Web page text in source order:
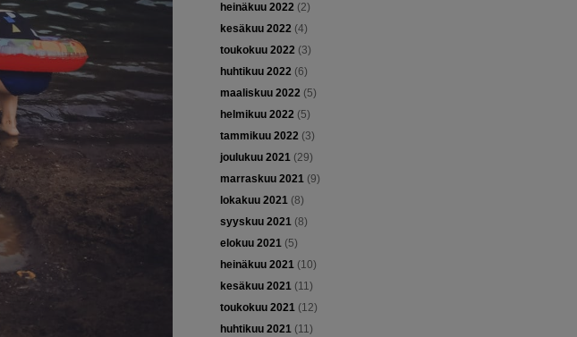
heinäkuu 2022(2)
kesäkuu 2022(4)
toukokuu 2022(3)
huhtikuu 2022(6)
maaliskuu 2022(5)
helmikuu 2022(5)
tammikuu 2022(3)
joulukuu 2021(29)
marraskuu 2021(9)
lokakuu 2021(8)
syyskuu 2021(8)
elokuu 2021(5)
heinäkuu 2021(10)
kesäkuu 2021(11)
toukokuu 2021(12)
huhtikuu 2021(11)